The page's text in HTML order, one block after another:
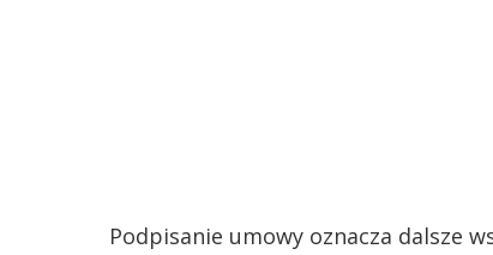
Podpisanie umowy oznacza dalsze